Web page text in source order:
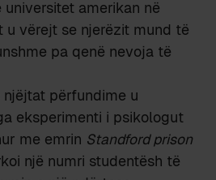
amerikan në
vërejt se njerëzit mund të
pa qenë nevoja të
përfundime u
eksperimenti i psikologut
me emrin Standford prison
një numri studentësh të